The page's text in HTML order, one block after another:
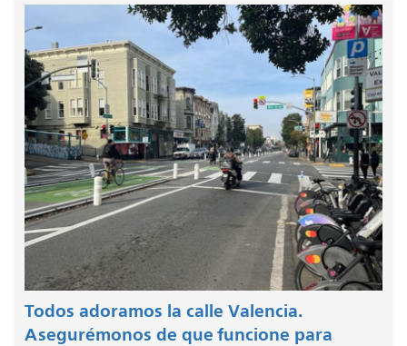
Todos adoramos la calle Valencia.
Asegurémonos de que funcione para